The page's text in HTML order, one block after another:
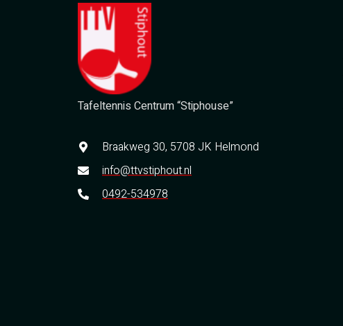
Tafeltennis Centrum “Stiphouse”
Braakweg 30, 5708 JK Helmond
info@ttvstiphout.nl
0492-534978